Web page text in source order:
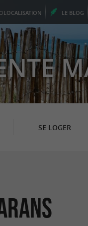
LOCALISATION LE BLOG
SE LOGER